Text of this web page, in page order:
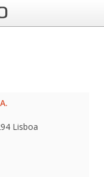
Lisboa